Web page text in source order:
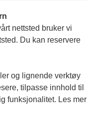
Reportasje
Produkter
Jobbmarked
nettsted bruker vi
Du kan reservere
og lignende verktøy
tilpasse innhold til
funksjonalitet. Les mer